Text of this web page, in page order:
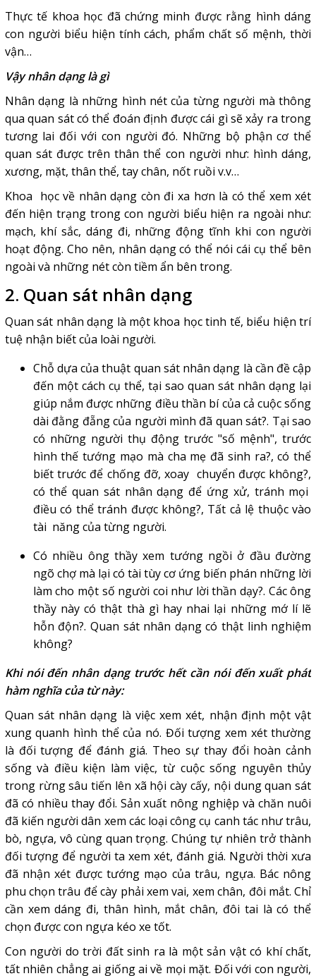
Thực tế khoa học đã chứng minh được rằng hình dáng
con người biểu hiện tính cách, phẩm chất số mệnh, thời
vận…
Vậy nhân dạng là gì
Nhân dạng là những hình nét của từng người mà thông
qua quan sát có thể đoán định được cái gì sẽ xảy ra trong
tương lai đối với con người đó. Những bộ phận cơ thể
quan sát được trên thân thể con người như: hình dáng,
xương, mặt, thân thể, tay chân, nốt ruồi v.v…
Khoa học về nhân dạng còn đi xa hơn là có thể xem xét
đến hiện trạng trong con người biểu hiện ra ngoài như:
mạch, khí sắc, dáng đi, những động tĩnh khi con người
hoạt động. Cho nên, nhân dạng có thể nói cái cụ thể bên
ngoài và những nét còn tiềm ẩn bên trong.
2. Quan sát nhân dạng
Quan sát nhân dạng là một khoa học tinh tế, biểu hiện trí
tuệ nhận biết của loài người.
Chỗ dựa của thuật quan sát nhân dạng là cần đề cập
đến một cách cụ thể, tại sao quan sát nhân dạng lại
giúp nắm được những điều thần bí của cả cuộc sống
dài đằng đẵng của người mình đã quan sát?. Tại sao
có những người thụ động trước "số mệnh", trước
hình thế tướng mạo mà cha mẹ đã sinh ra?, có thể
biết trước để chống đỡ, xoay chuyển được không?,
có thể quan sát nhân dạng để ứng xử, tránh mọi
điều có thể tránh được không?, Tất cả lệ thuộc vào
tài năng của từng người.
Có nhiều ông thầy xem tướng ngồi ở đầu đường
ngõ chợ mà lại có tài tùy cơ ứng biến phán những lời
làm cho một số người coi như lời thần dạy?. Các ông
thầy này có thật thà gì hay nhai lại những mớ lí lẽ
hỗn độn?. Quan sát nhân dạng có thật linh nghiệm
không?
Khi nói đến nhân dạng trước hết cần nói đến xuất phát
hàm nghĩa của từ này:
Quan sát nhân dạng là việc xem xét, nhận định một vật
xung quanh hình thể của nó. Đối tượng xem xét thường
là đối tượng để đánh giá. Theo sự thay đổi hoàn cảnh
sống và điều kiện làm việc, từ cuộc sống nguyên thủy
trong rừng sâu tiến lên xã hội cày cấy, nội dung quan sát
đã có nhiều thay đổi. Sản xuất nông nghiệp và chăn nuôi
đã kiến người dân xem các loại công cụ canh tác như trâu,
bò, ngựa, vô cùng quan trọng. Chúng tự nhiên trở thành
đối tượng để người ta xem xét, đánh giá. Người thời xưa
đã nhận xét được tướng mạo của trâu, ngựa. Bác nông
phu chọn trâu để cày phải xem vai, xem chân, đôi mắt. Chỉ
cần xem dáng đi, thân hình, mắt chân, đôi tai là có thể
chọn được con ngựa kéo xe tốt.
Con người do trời đất sinh ra là một sản vật có khí chất,
tất nhiên chẳng ai giống ai về mọi mặt. Đối với con người,